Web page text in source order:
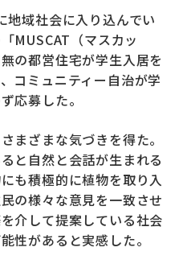
地域社会に入り込んでい
MUSCAT（マスカッ
の都営住宅が学生入居を
コミュニティー自治が学
応募した。
まざまな気づきを得た。
と自然と会話が生まれる
も積極的に植物を取り入
の様々な意見を一致させ
介して提案している社会
性があると実感した。